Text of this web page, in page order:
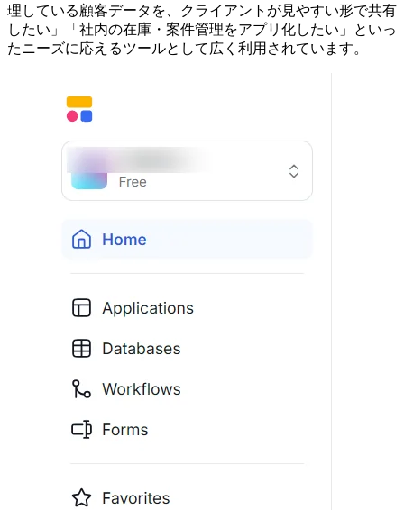
理している顧客データを、クライアントが見やすい形で共有
したい」「社内の在庫・案件管理をアプリ化したい」といっ
たニーズに応えるツールとして広く利用されています。